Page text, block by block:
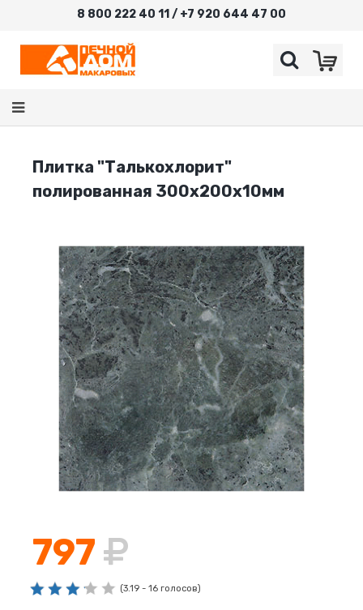
8 800 222 40 11 / +7 920 644 47 00
Плитка "Талькохлорит"
полированная 300х200х10мм
797
(3.19 - 16 голосов)